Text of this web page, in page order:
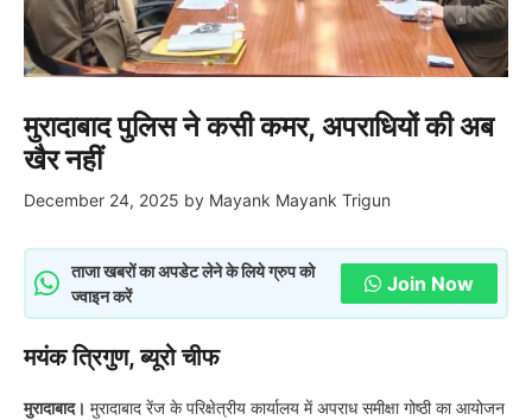
मुरादाबाद पुलिस ने कसी कमर, अपराधियों की अब
खैर नहीं
December 24, 2025 by Mayank Mayank Trigun
ताजा खबरों का अपडेट लेने के लिये ग्रुप को
ज्वाइन करें
Join Now
मयंक त्रिगुण, ब्यूरो चीफ
मुरादाबाद। मुरादाबाद रेंज के परिक्षेत्रीय कार्यालय में अपराध समीक्षा गोष्ठी का आयोजन